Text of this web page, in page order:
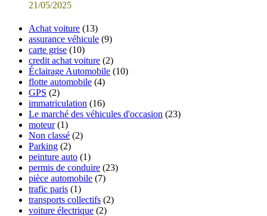
21/05/2025
Achat voiture (13)
assurance véhicule (9)
carte grise (10)
credit achat voiture (2)
Éclairage Automobile (10)
flotte automobile (4)
GPS (2)
immatriculation (16)
Le marché des véhicules d'occasion (23)
moteur(1)
Non classé (2)
Parking (2)
peinture auto (1)
permis de conduire (23)
pièce automobile (7)
trafic paris (1)
transports collectifs (2)
voiture électrique (2)